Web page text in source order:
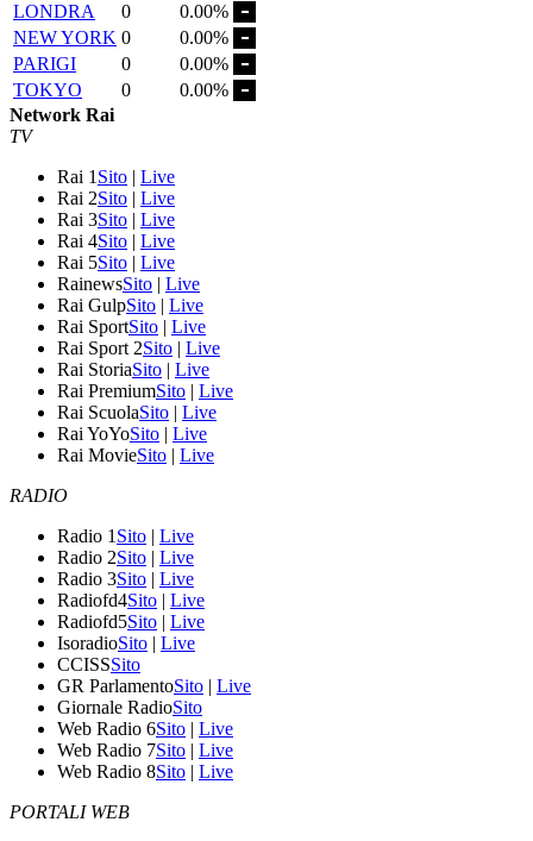
LONDRA
0
0.00%
NEW YORK 0
0.00%
PARIGI
0
0.00%
TOKYO
0
0.00%
Network Rai
TV
Rai 1 Sito | Live
Rai 2Sito | Live
Rai 3Sito | Live
Rai 4Sito | Live
Rai 5Sito | Live
RainewsSito | Live
Rai GulpSito | Live
Rai SportSito | Live
Rai Sport 2Sito | Live
Rai StoriaSito | Live
Rai PremiumSito | Live
Rai ScuolaSito | Live
Rai YoYoSito | Live
Rai MovieSito | Live
RADIO
Radio 1 Sito | Live
Radio 2Sito | Live
Radio 3Sito | Live
Radiofd4Sito | Live
Radiofd5Sito | Live
IsoradioSito | Live
CCISSSito
GR ParlamentoSito | Live
Giornale RadioSito
Web Radio 6Sito | Live
Web Radio 7Sito | Live
Web Radio 8Sito | Live
PORTALI WEB